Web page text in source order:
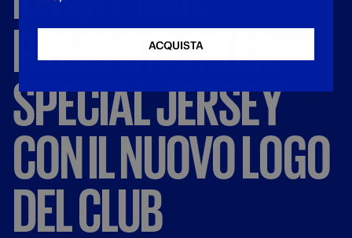
PRESENTANOLA
SPECIALJERSEY
CONIL NUOVOLOGO
DEL CLUB
ACQUISTA